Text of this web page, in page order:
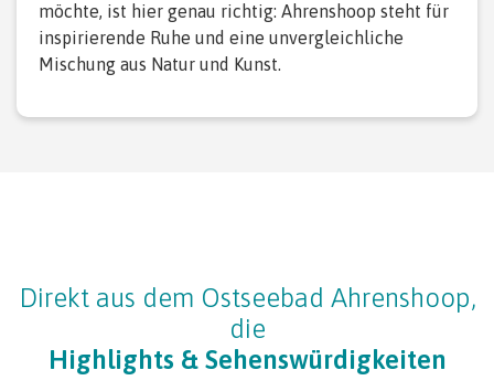
möchte, ist hier genau richtig: Ahrenshoop steht für
inspirierende Ruhe und eine unvergleichliche
Mischung aus Natur und Kunst.
Direkt aus dem Ostseebad Ahrenshoop,
die
Highlights & Sehenswürdigkeiten